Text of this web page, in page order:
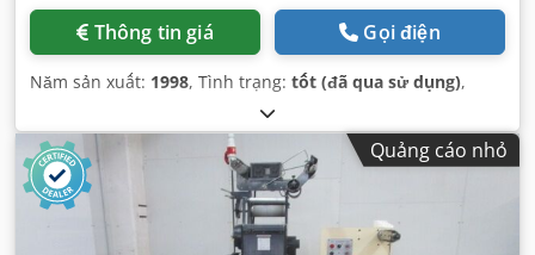
Thông tin giá Gọi điện
Năm sản xuất: 1998, Tình trạng: tốt (đã qua sử dụng),
Quảng cáo nhỏ